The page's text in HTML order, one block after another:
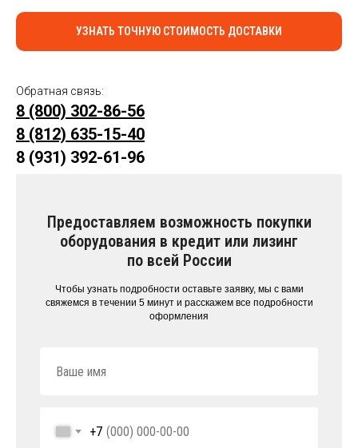
УЗНАТЬ ТОЧНУЮ СТОИМОСТЬ ДОСТАВКИ
Обратная связь:
8 (800) 302-86-56
8 (812) 635-15-40
8 (931) 392-61-96
Предоставляем возможность покупки
оборудования в кредит или лизинг
по всей России
Чтобы узнать подробности оставьте заявку, мы с вами
свяжемся в течении 5 минут и расскажем все подробности
оформления
+7